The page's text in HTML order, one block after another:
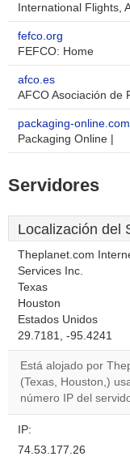
International Flights,
fefco.org
FEFCO: Home
afco.es
AFCO Asociación de
packaging-online.com
Packaging Online |
Servidores
Localización del
Theplanet.com
Services Inc.
Texas
Houston
Estados Unidos
29.7181, -95.4241
Está alojado por
(Texas, Houston,)
número IP del
IP:
74.53.177.26